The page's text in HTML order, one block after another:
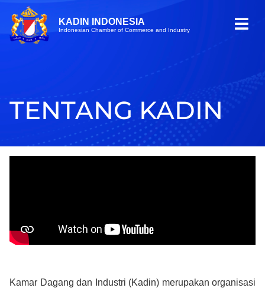
KADIN INDONESIA
Indonesian Chamber of Commerce and Industry
TENTANG KADIN
Kamar Dagang dan Industri (Kadin) merupakan organisasi